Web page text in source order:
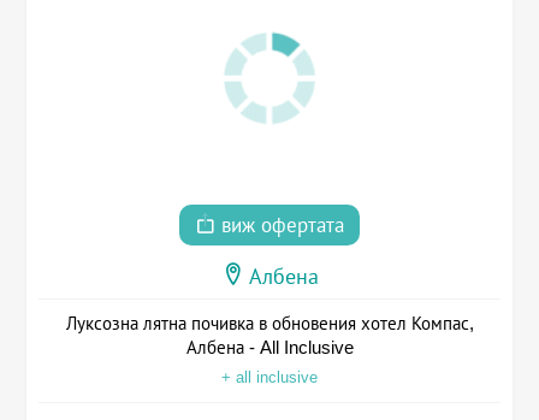
виж офертата
Албена
Луксозна лятна почивка в обновения хотел Компас,
Албена - All Inclusive
+ all inclusive